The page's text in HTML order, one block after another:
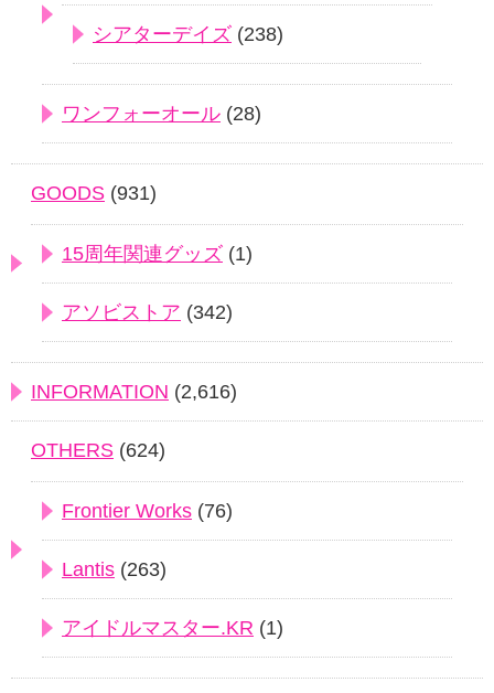
シアターデイズ (238)
ワンフォーオール (28)
GOODS (931)
15周年関連グッズ (1)
アソビストア (342)
INFORMATION (2,616)
OTHERS (624)
Frontier Works (76)
Lantis (263)
アイドルマスター.KR (1)